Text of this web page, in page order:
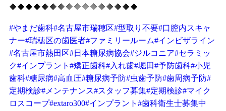
🔶🔶🔶🔶🔶🔶🔶🔶🔶🔶🔶🔶🔶🔶🔶🔶
#やまだ歯科#名古屋市瑞穂区#型取り不要#口腔内スキャ
ナー#瑞穂区の歯医者#ファミリールーム#インビザライン
#名古屋市熱田区#日本糖尿病協会#ジルコニア#セラミッ
ク#インプラント #矯正歯科#入れ歯#堀田#予防歯科#小児
歯科#糖尿病#高血圧#糖尿病予防#虫歯予防#歯周病予防#
定期検診#メンテナンス#スタッフ募集#定期検診#マイク
ロスコープ#extaro300#インプラント #歯科衛生士募集中